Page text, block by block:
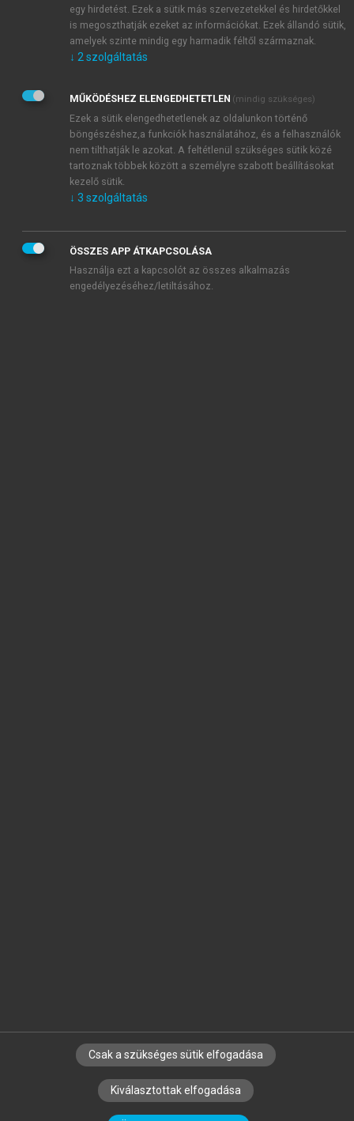
Kérek értesítést a MeRSZ újdonságairól, akcióiról.
Kérek értesítést az Akadémiai Kiadó Zrt. újdonságairól,
Adatkezelési tájékoztatóbanfoglaltakat tudomásul
veszem és elfogadom.
Általános vásárlási feltételeket, valamint a szotar.netés a
mersz.huoldalak licencszerződéseiben foglaltakat
tudomásul veszem és elfogadom.
KIPRÓBÁLOM
SZERZŐKNEK CÉGEKNEK KÖNYVTÁROSOKNAK
SZERKESZTÉSI ÉS LEKTORÁLÁSI ALAPELVEK
egy hirdetést. Ezek a sütik más szervezetekkel és hirdetőkkel
is megoszthatják ezeket az információkat. Ezek állandó sütik,
amelyek szinte mindig egy harmadik féltől származnak.
↓ 2 szolgáltatás
MŰKÖDÉSHEZ ELENGEDHETETLEN (mindig szükséges)
Ezek a sütik elengedhetetlenek az oldalunkon történő
böngészéshez,a funkciók használatához, és a felhasználók
nem tilthatják le azokat. A feltétlenül szükséges sütik közé
tartoznak többek között a személyre szabott beállításokat
kezelő sütik.
↓ 3 szolgáltatás
ÖSSZES APP ÁTKAPCSOLÁSA
Használja ezt a kapcsolót az összes alkalmazás
engedélyezéséhez/letiltásához.
Csak a szükséges sütik elfogadása
Kiválasztottak elfogadása